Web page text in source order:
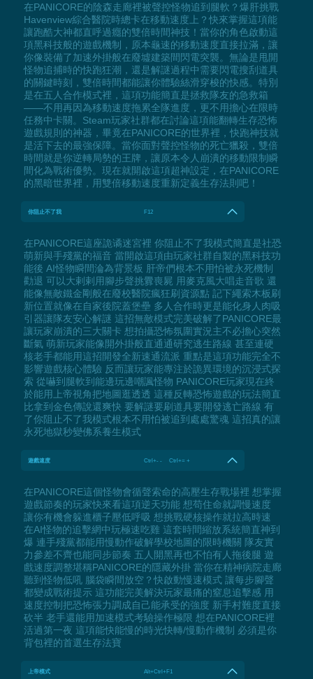
在PANICORE的陰森走廊裡被聲控怪物追到腿軟？爆肝挑戰
Havenview綜合醫院時總卡在移動速度上？快來掌握這項能
讓跑酷大神都直呼過癮的雙倍時間神技！當你的角色啟動這
項黑科技般的遊戲機制，原本龜速的移動速度直接拉滿，讓
你像裝備了加速外掛般在廢墟建築間閃電突襲。無論是甩開
怪物追捕時的快跑狂潮，還是解謎過程中需要閃電搜刮道具
的關鍵時刻，雙倍時間都能讓你體驗絲滑穿梭的快感。特別
是在五人合作模式裡，這項功能簡直是拯救隊友的急救箱
——不用再因為移動速度拖累全隊進度，更不用擔心在限時
任務中卡關。Steam玩家社群都在討論這項能翻轉生存恐怖
遊戲規則的神器，畢竟在PANICORE的世界裡，快跑神技就
是活下去的最強保障。當你面對聲控怪物的死亡獵殺，雙倍
時間就是你逆轉局勢的王牌，讓原本令人崩潰的移動限制瞬
間化為戰術優勢。現在就開啟這項超神設定，在PANICORE
的黑暗世界裡，用雙倍移動速度重新定義生存法則吧！
你阻止不了我 F12
在PANICORE這座詭谲迷宮裡 你阻止不了我模式簡直是社恐
萌新與手殘黨的福音 當開啟這項由玩家社群自製的黑科技功
能後 AI怪物瞬間淪為背景板 肝帝們根本不用怕被永死機制
勸退 可以大剌剌用腳步聲挑釁喪屍 用麥克風大唱走音歌 還
能像無敵鐵金剛般在廢校醫院瘋狂刷資源點 記下繩索木板刷
新位置就像在自家後院蓋堡壘 多人合作時更是能化身人肉吸
引器讓隊友安心解謎 這招無敵模式完美破解了PANICORE最
讓玩家崩潰的三大關卡 想拍攝恐怖氛圍實況主不必擔心突然
斷氣 萌新玩家能像開外掛般直通通研究逃生路線 甚至連硬
核老手都能用這招開發全新速通流派 重點是這項功能完全不
影響遊戲核心體驗 反而讓玩家能專注於詭異環境的沉浸式探
索 從嚇到腿軟到能邊玩邊嘲諷怪物 PANICORE玩家現在終
於能用上帝視角把地圖逛透透 這種反轉恐怖遊戲的玩法簡直
比拿到金色傳說還爽快 要解謎要刷道具要開發逃亡路線 有
了你阻止不了我模式根本不用怕被追到處處驚魂 這招真的讓
永死地獄秒變佛系養生模式
遊戲速度 Ctrl+- - Ctrl+= +
在PANICORE這個怪物會循聲索命的高壓生存戰場裡 想掌握
遊戲節奏的玩家快來看這項逆天功能 想苟住命就調慢速度
讓你有機會躲進櫃子壓低呼吸 想挑戰硬核操作就拉高時速
在AI怪物的追擊網中玩極速吃雞 這套時間縮放系統簡直神到
爆 連手殘黨都能用慢動作破解學校地圖的限時機關 隊友實
力參差不齊也能同步節奏 五人開黑再也不怕有人拖後腿 遊
戲速度調整堪稱PANICORE的隱藏外掛 當你在精神病院走廊
聽到怪物低吼 腦袋瞬間放空？快啟動慢速模式 讓每步腳聲
都變成戰術提示 這功能完美解決玩家最痛的窒息追擊感 用
速度控制把恐怖張力調成自己能承受的強度 新手村難度直接
砍半 老手還能用加速模式考驗操作極限 想在PANICORE裡
活過第一夜 這項能快能慢的時光快轉/慢動作機制 必須是你
背包裡的首選生存法寶
上帝模式 Alt+Ctrl+F1